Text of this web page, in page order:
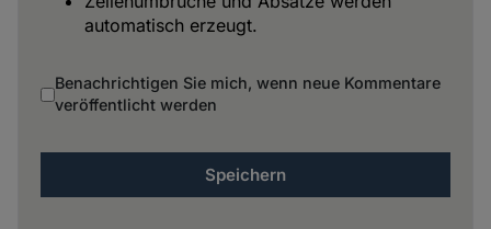
automatisch erzeugt.
Benachrichtigen Sie mich, wenn neue Kommentare
veröffentlicht werden